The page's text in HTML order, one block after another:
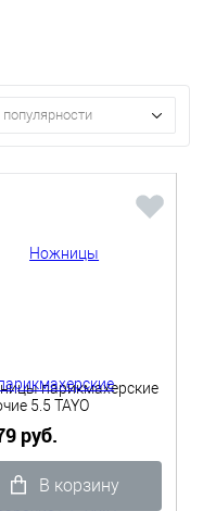
популярности
парикмахерские
5.5 TAYO
руб.
В корзину